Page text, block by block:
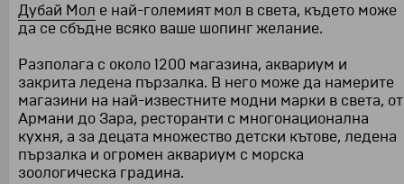
Дубай Мол е най-големият мол в света, където може
да се сбъдне всяко ваше шопинг желание.
Разполага с около 1200 магазина, аквариум и
закрита ледена пързалка. В него може да намерите
магазини на най-известните модни марки в света, от
Армани до Зара, ресторанти с многонационална
кухня, а за децата множество детски кътове, ледена
пързалка и огромен аквариум с морска
зоологическа градина.